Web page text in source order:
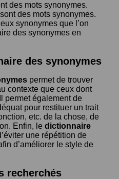
des mots synonymes.
des mots synonymes.
synonymes que l’on
des synonymes en
des synonymes
permet de trouver
contexte que ceux dont
permet également de
pour restituer un trait
etc. de la chose, de
Enfin, le dictionnaire
une répétition de
d’améliorer le style de
recherchés